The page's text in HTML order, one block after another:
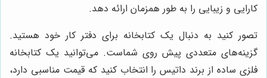
کارایی و زیبایی را به طور همزمان ارائه دهد.
تصور کنید به دنبال یک کتابخانه برای دفتر کار خود هستید.
گزینه‌های متعددی پیش روی شماست. می‌توانید یک کتابخانه
فلزی ساده از برند داتیس را انتخاب کنید که قیمت مناسبی دارد،